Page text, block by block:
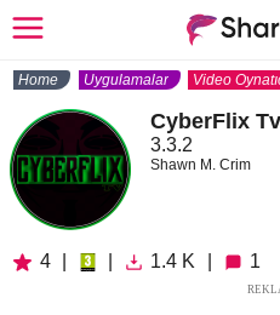
Home Uygulamalar Video
CyberFlix Tv
3.3.2
Shawn M. Crim
4 1.4 K 1